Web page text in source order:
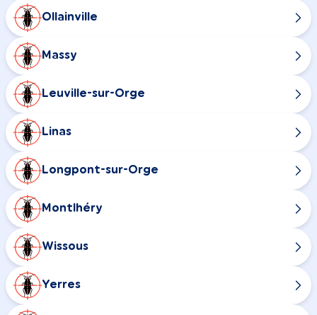
Ollainville
Massy
Leuville-sur-Orge
Linas
Longpont-sur-Orge
Montlhéry
Wissous
Yerres